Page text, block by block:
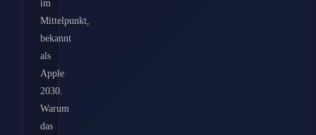
im
Mittelpunkt,
bekannt
als
Apple
2030.
Warum
das